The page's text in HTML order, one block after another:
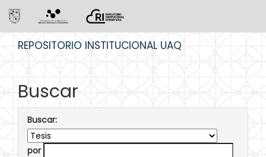
REPOSITORIO INSTITUCIONAL UAQ
Buscar
Buscar:
por